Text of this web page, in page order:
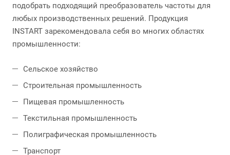
подобрать подходящий преобразователь частоты для
любых производственных решений. Продукция
INSTART зарекомендовала себя во многих областях
промышленности:
Сельское хозяйство
Строительная промышленность
Пищевая промышленность
Текстильная промышленность
Полиграфическая промышленность
Транспорт